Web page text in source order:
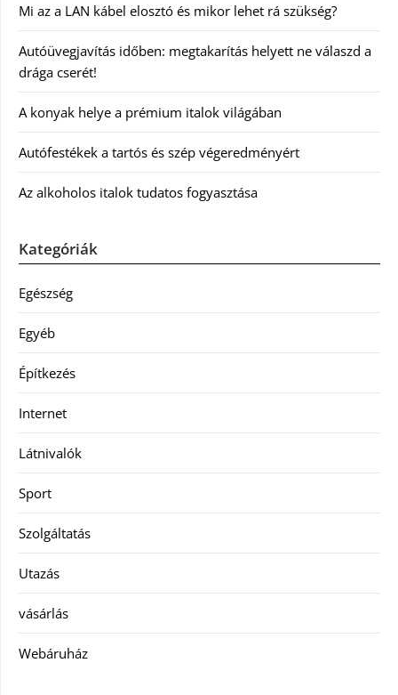
Mi az a LAN kábel elosztó és mikor lehet rá szükség?
Autóüvegjavítás időben: megtakarítás helyett ne válaszd a
drága cserét!
A konyak helye a prémium italok világában
Autófestékek a tartós és szép végeredményért
Az alkoholos italok tudatos fogyasztása
Kategóriák
Egészség
Egyéb
Építkezés
Internet
Látnivalók
Sport
Szolgáltatás
Utazás
vásárlás
Webáruház